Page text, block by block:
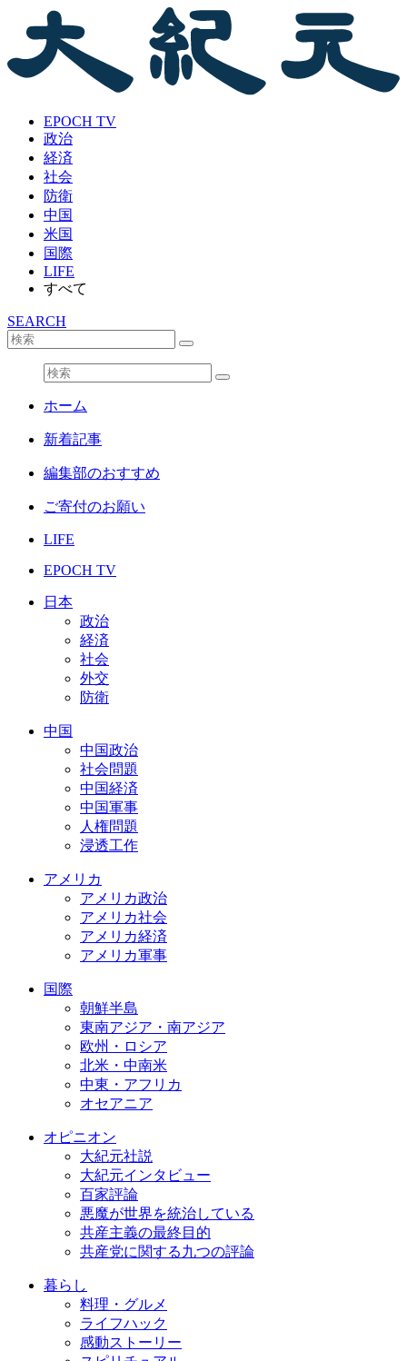
EPOCH TV
政治
経済
社会
防衛
中国
米国
国際
LIFE
すべて
SEARCH
ホーム
新着記事
編集部のおすすめ
ご寄付のお願い
LIFE
EPOCH TV
日本
政治
経済
社会
外交
防衛
中国
中国政治
社会問題
中国経済
中国軍事
人権問題
浸透工作
アメリカ
アメリカ政治
アメリカ社会
アメリカ経済
アメリカ軍事
国際
朝鮮半島
東南アジア・南アジア
欧州・ロシア
北米・中南米
中東・アフリカ
オセアニア
オピニオン
大紀元社説
大紀元インタビュー
百家評論
悪魔が世界を統治している
共産主義の最終目的
共産党に関する九つの評論
暮らし
料理・グルメ
ライフハック
感動ストーリー